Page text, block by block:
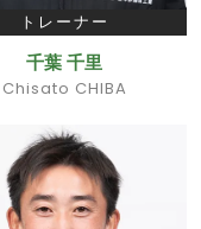
トレーナー
千葉 千里
Chisato CHIBA